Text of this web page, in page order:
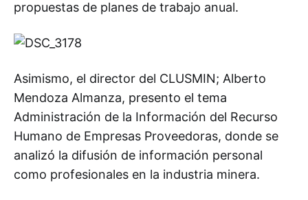
propuestas de planes de trabajo anual.
Asimismo, el director del CLUSMIN; Alberto
Mendoza Almanza, presento el tema
Administración de la Información del Recurso
Humano de Empresas Proveedoras, donde se
analizó la difusión de información personal
como profesionales en la industria minera.